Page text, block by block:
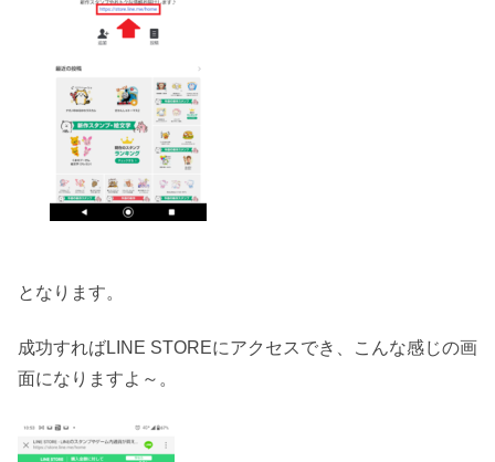
となります。
成功すればLINE STOREにアクセスでき、こんな感じの画
面になりますよ～。